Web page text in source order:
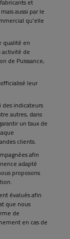
et
aussi par le
qu’elle
qualité en
activité de
de Puissance,
officialisé leur
des indicateurs
autres, dans
un taux de
clients.
afin
adapté
proposons
évalués afin
que nous
de
en cas de